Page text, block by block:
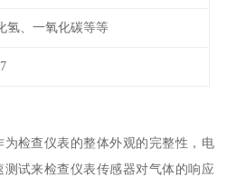
氢、一氧化碳等等
检查仪表的整体外观的完整性，电
试来检查仪表传感器对气体的响应